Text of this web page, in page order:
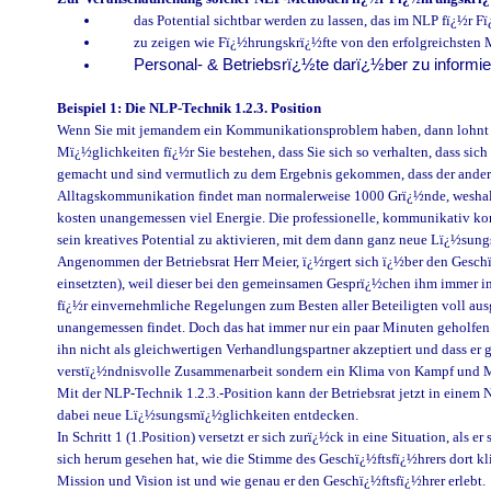
das Potential sichtbar werden zu lassen, das im NLP fï¿½r
zu zeigen wie Fï¿½hrungskrï¿½fte von den erfolgreichsten
Personal- & Betriebsrï¿½te darï¿½ber zu
Beispiel 1: Die NLP-Technik 1.2.3. Position
Wenn Sie mit jemandem ein Kommunikationsproblem haben, dann
Mï¿½glichkeiten fï¿½r Sie bestehen, dass Sie sich so verhalten, dass
gemacht und sind vermutlich zu dem Ergebnis gekommen, dass der
Alltagskommunikation findet man normalerweise 1000 Grï¿½nde,
kosten unangemessen viel Energie. Die professionelle, kommunikativ
sein kreatives Potential zu aktivieren, mit dem dann ganz neue
Angenommen der Betriebsrat Herr Meier, ï¿½rgert sich ï¿½ber den
einsetzten), weil dieser bei den gemeinsamen Gesprï¿½chen ihm
fï¿½r einvernehmliche Regelungen zum Besten aller Beteiligten voll
unangemessen findet. Doch das hat immer nur ein paar Minuten
ihn nicht als gleichwertigen Verhandlungspartner akzeptiert und dass
verstï¿½ndnisvolle Zusammenarbeit sondern ein Klima von Kampf und
Mit der NLP-Technik 1.2.3.-Position kann der Betriebsrat jetzt in
dabei neue Lï¿½sungsmï¿½glichkeiten entdecken.
In Schritt 1 (1.Position) versetzt er sich zurï¿½ck in eine Situation, als
sich herum gesehen hat, wie die Stimme des Geschï¿½ftsfï¿½hrers dort
Mission und Vision ist und wie genau er den Geschï¿½ftsfï¿½hrer erlebt.